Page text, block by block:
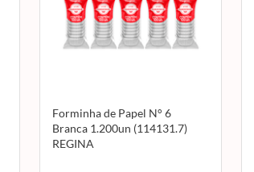
Forminha de Papel N° 6
Branca 1.200un (114131.7)
REGINA